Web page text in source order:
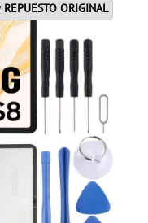
REPUESTO ORIGINAL